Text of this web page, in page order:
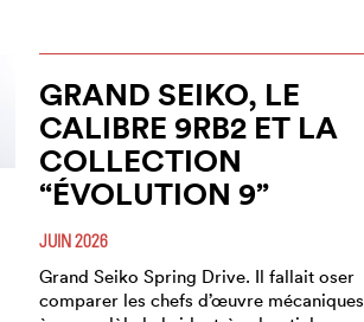
GRAND SEIKO, LE
CALIBRE 9RB2 ET LA
COLLECTION
“ÉVOLUTION 9”
JUIN 2026
Grand Seiko Spring Drive. Il fallait oser
comparer les chefs d’œuvre mécaniques